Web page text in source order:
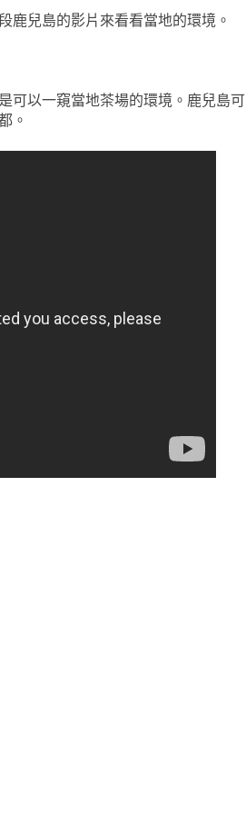
鹿兒島的影片來看看當地的環境。
可以一窺當地茶場的環境。鹿兒島可
。